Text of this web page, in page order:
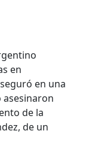
en
en una
asesinaron
de la
de un